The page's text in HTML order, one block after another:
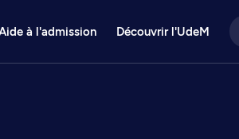
à l'admission Découvrir l'UdeM